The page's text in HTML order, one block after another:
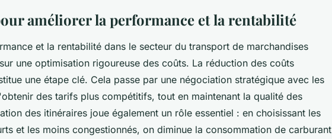
améliorer la performance et la rentabilité
et la rentabilité dans le secteur du transport de marchandises
une optimisation rigoureuse des coûts. La réduction des coûts
une étape clé. Cela passe par une négociation stratégique avec les
des tarifs plus compétitifs, tout en maintenant la qualité des
des itinéraires joue également un rôle essentiel : en choisissant les
et les moins congestionnés, on diminue la consommation de carburant